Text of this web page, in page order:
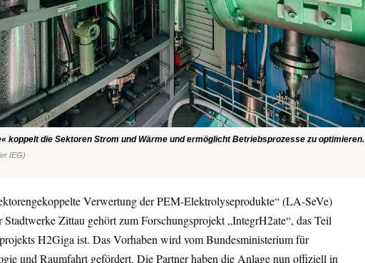
koppelt die Sektoren Strom und Wärme und ermöglicht Betriebsprozesse zu optimieren.
IEG)
Verwertung der PEM-Elektrolyseprodukte“ (LA-SeVe)
Stadtwerke Zittau gehört zum Forschungsprojekt „IntegrH2ate“, das Teil
H2Giga ist. Das Vorhaben wird vom Bundesministerium für
und Raumfahrt gefördert. Die Partner haben die Anlage nun offiziell in